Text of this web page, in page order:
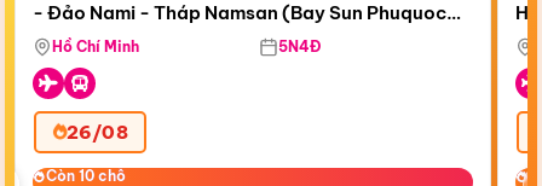
- Đảo Nami - Tháp Namsan (Bay Sun Phuquoc
Airways)
Hồ Chí Minh 5N4Đ
26/08
Còn 10 chỗ
Còn 10 chỗ